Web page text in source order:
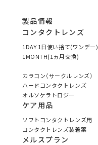
製品情報
コンタクトレンズ
1DAY 1日使い捨て(ワンデー)
1MONTH(1ヵ月交換)
カラコン（サークルレンズ）
ハードコンタクトレンズ
オルソケラトロジー
ケア用品
ソフトコンタクトレンズ用
コンタクトレンズ装着薬
メルスプラン